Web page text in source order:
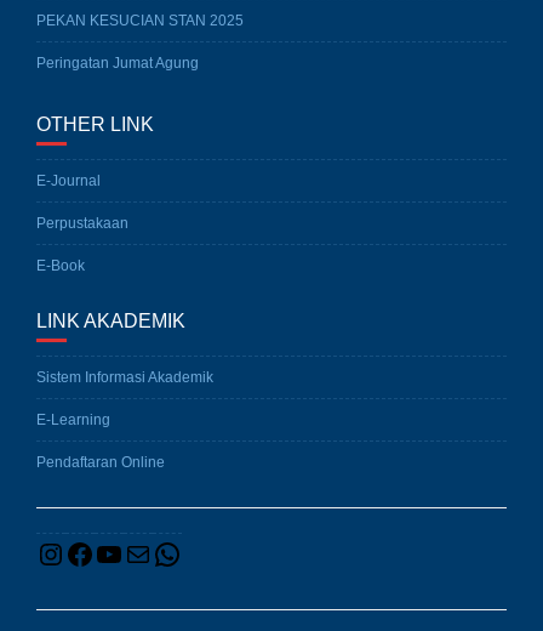
PEKAN KESUCIAN STAN 2025
Peringatan Jumat Agung
OTHER LINK
E-Journal
Perpustakaan
E-Book
LINK AKADEMIK
Sistem Informasi Akademik
E-Learning
Pendaftaran Online